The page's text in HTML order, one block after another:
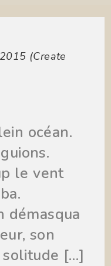
(Create
océan.
le vent
démasqua
son
[…]